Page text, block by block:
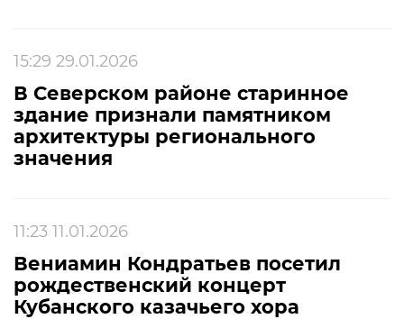
15:29 29.01.2026
В Северском районе старинное
здание признали памятником
архитектуры регионального
значения
11:23 11.01.2026
Вениамин Кондратьев посетил
рождественский концерт
Кубанского казачьего хора